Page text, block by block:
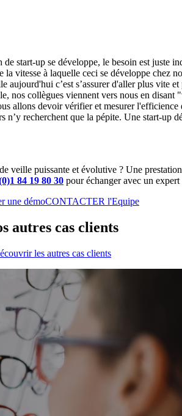
start-up se développe, le besoin est juste
vitesse à laquelle ceci se développe chez
c’est s’assurer d'aller plus vite
nos collègues viennent vers nous en
allons devoir vérifier et mesurer
recherchent que la pépite. Une start-up
veille puissante et évolutive ? Une
84 19 80 30 pour échanger avec un expert
une démoCONTACTER l'Equipe
autres cas clients
les autres cas clients